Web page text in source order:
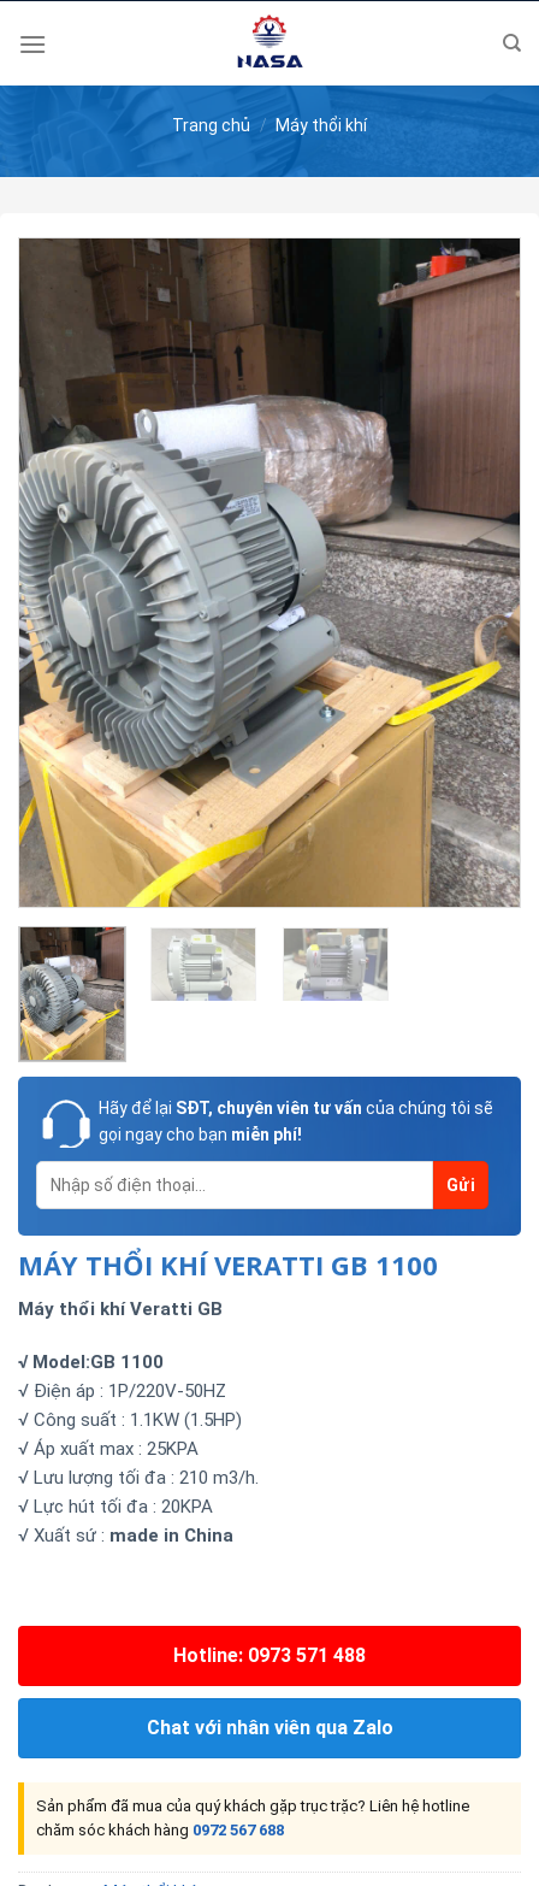
Trang chủ / Máy thổi khí
Hãy để lại SĐT, chuyên viên tư vấn của chúng tôi sẽ
gọi ngay cho bạn miễn phí!
MÁY THỔI KHÍ VERATTI GB 1100
Máy thổi khí Veratti GB
√ Model:GB 1100
√ Điện áp : 1P/220V-50HZ
√ Công suất : 1.1KW (1.5HP)
√ Áp xuất max : 25KPA
√ Lưu lượng tối đa : 210 m3/h.
√ Lực hút tối đa : 20KPA
√ Xuất sứ : made in China
Hotline: 0973 571 488
Chat với nhân viên qua Zalo
Sản phẩm đã mua của quý khách gặp trục trặc? Liên hệ hotline
chăm sóc khách hàng 0972 567 688